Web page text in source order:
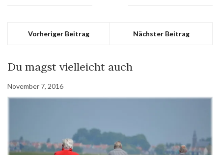
Vorheriger Beitrag Nächster Beitrag
Du magst vielleicht auch
November 7, 2016